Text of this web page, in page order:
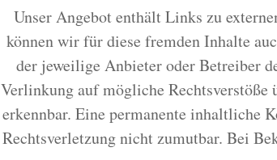
Unser Angebot enthält Links zu
können wir für diese fremden Inhalte
der jeweilige Anbieter oder Betreiber
Verlinkung auf mögliche
erkennbar. Eine permanente inhaltliche
Rechtsverletzung nicht zumutbar. Bei